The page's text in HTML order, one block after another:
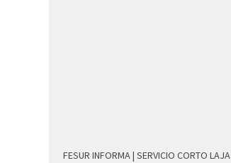
FESUR INFORMA | SERVICIO CORTO LAJA